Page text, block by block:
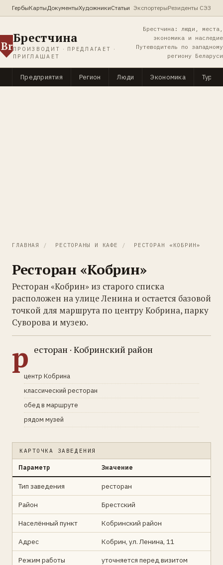
ГербыКартыДокументыХудожникиСтатьи ЭкспортерыРезиденты СЭЗ
Br
Брестчина
ПРОИЗВОДИТ · ПРЕДЛАГАЕТ ·
ПРИГЛАШАЕТ
Брестчина: люди, места,
экономика и наследие
Путеводитель по западному
региону Беларуси
Предприятия Регион Люди Экономика
ГЛАВНАЯ / РЕСТОРАНЫ И КАФЕ / РЕСТОРАН «КОБРИН»
Ресторан «Кобрин»
Ресторан «Кобрин» из старого списка
расположен на улице Ленина и остается базовой
точкой для маршрута по центру Кобрина, парку
Суворова и музею.
р есторан · Кобринский район
центр Кобрина
классический ресторан
обед в маршруте
рядом музей
КАРТОЧКА ЗАВЕДЕНИЯ
Параметр Значение
Тип заведения ресторан
Район Брестский
Населённый пункт Кобринский район
Адрес Кобрин, ул. Ленина, 11
Режим работы уточняется перед визитом